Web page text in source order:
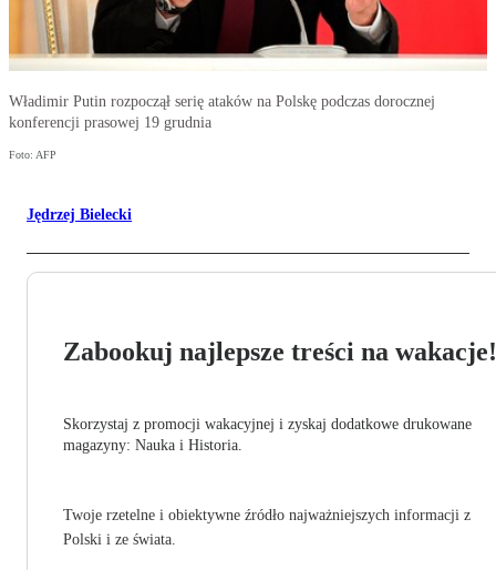
Władimir Putin rozpoczął serię ataków na Polskę podczas dorocznej
konferencji prasowej 19 grudnia
Foto: AFP
Jędrzej Bielecki
Zabookuj najlepsze treści na wakacje!
Skorzystaj z promocji wakacyjnej i zyskaj dodatkowe drukowane
magazyny: Nauka i Historia.
Twoje rzetelne i obiektywne źródło najważniejszych informacji z
Polski i ze świata.